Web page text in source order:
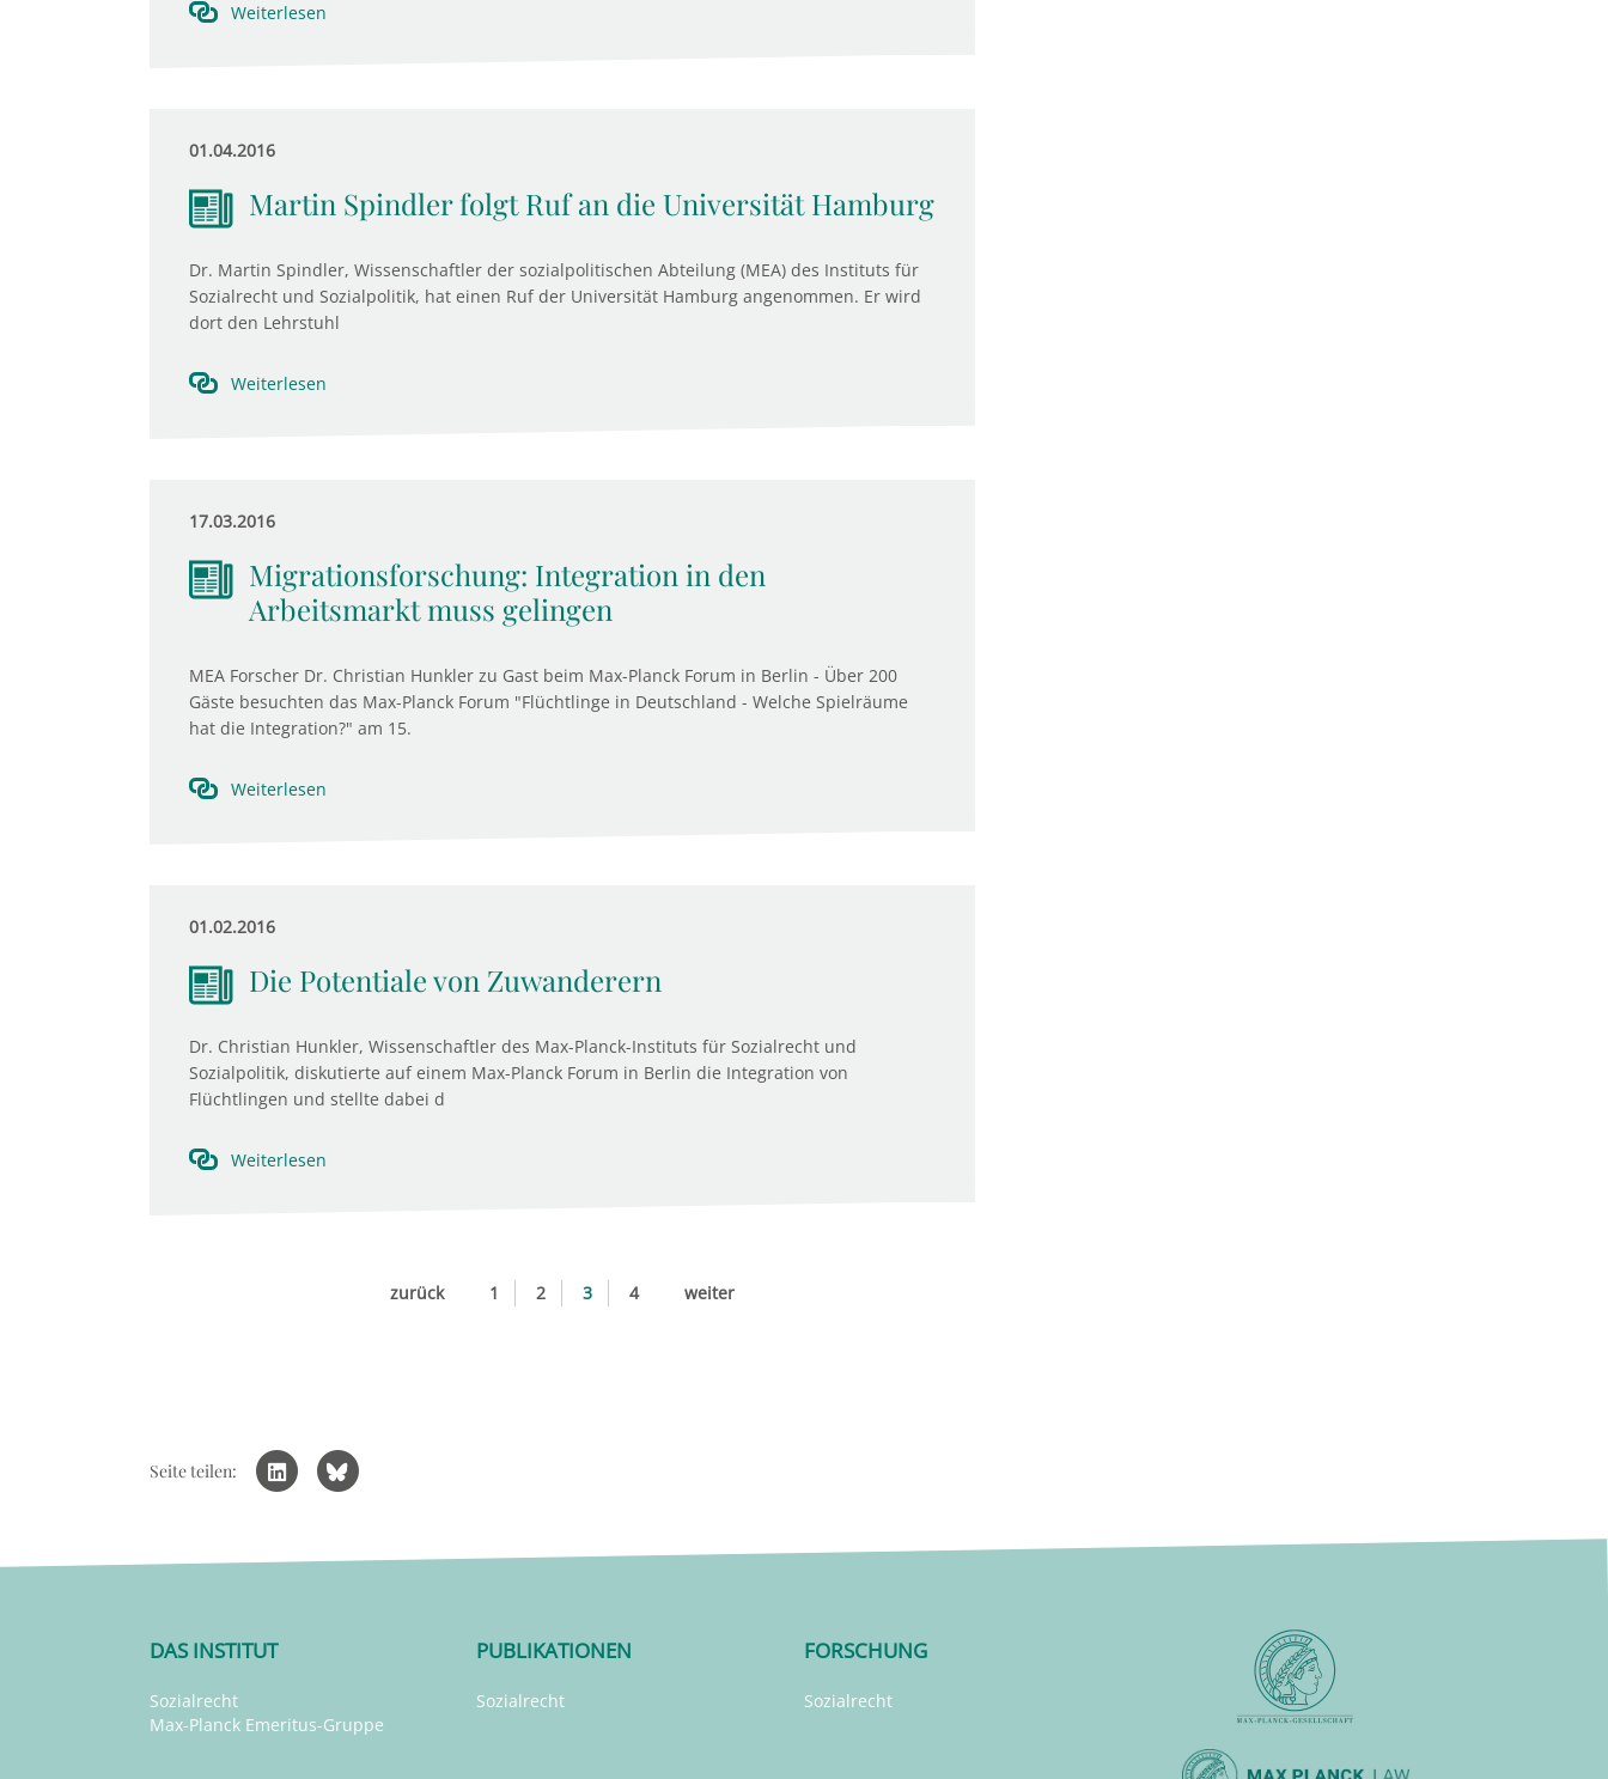
Weiterlesen
01.04.2016
Martin Spindler folgt Ruf an die Universität Hamburg
Dr. Martin Spindler, Wissenschaftler der sozialpolitischen Abteilung (MEA) des Instituts für
Sozialrecht und Sozialpolitik, hat einen Ruf der Universität Hamburg angenommen. Er wird
dort den Lehrstuhl
Weiterlesen
17.03.2016
Migrationsforschung: Integration in den
Arbeitsmarkt muss gelingen
MEA Forscher Dr. Christian Hunkler zu Gast beim Max-Planck Forum in Berlin - Über 200
Gäste besuchten das Max-Planck Forum "Flüchtlinge in Deutschland - Welche Spielräume
hat die Integration?" am 15.
Weiterlesen
01.02.2016
Die Potentiale von Zuwanderern
Dr. Christian Hunkler, Wissenschaftler des Max-Planck-Instituts für Sozialrecht und
Sozialpolitik, diskutierte auf einem Max-Planck Forum in Berlin die Integration von
Flüchtlingen und stellte dabei d
Weiterlesen
zurück 1 2 3 4 weiter
Seite teilen:
DAS INSTITUT
Sozialrecht
Max-Planck Emeritus-Gruppe
PUBLIKATIONEN
Sozialrecht
FORSCHUNG
Sozialrecht